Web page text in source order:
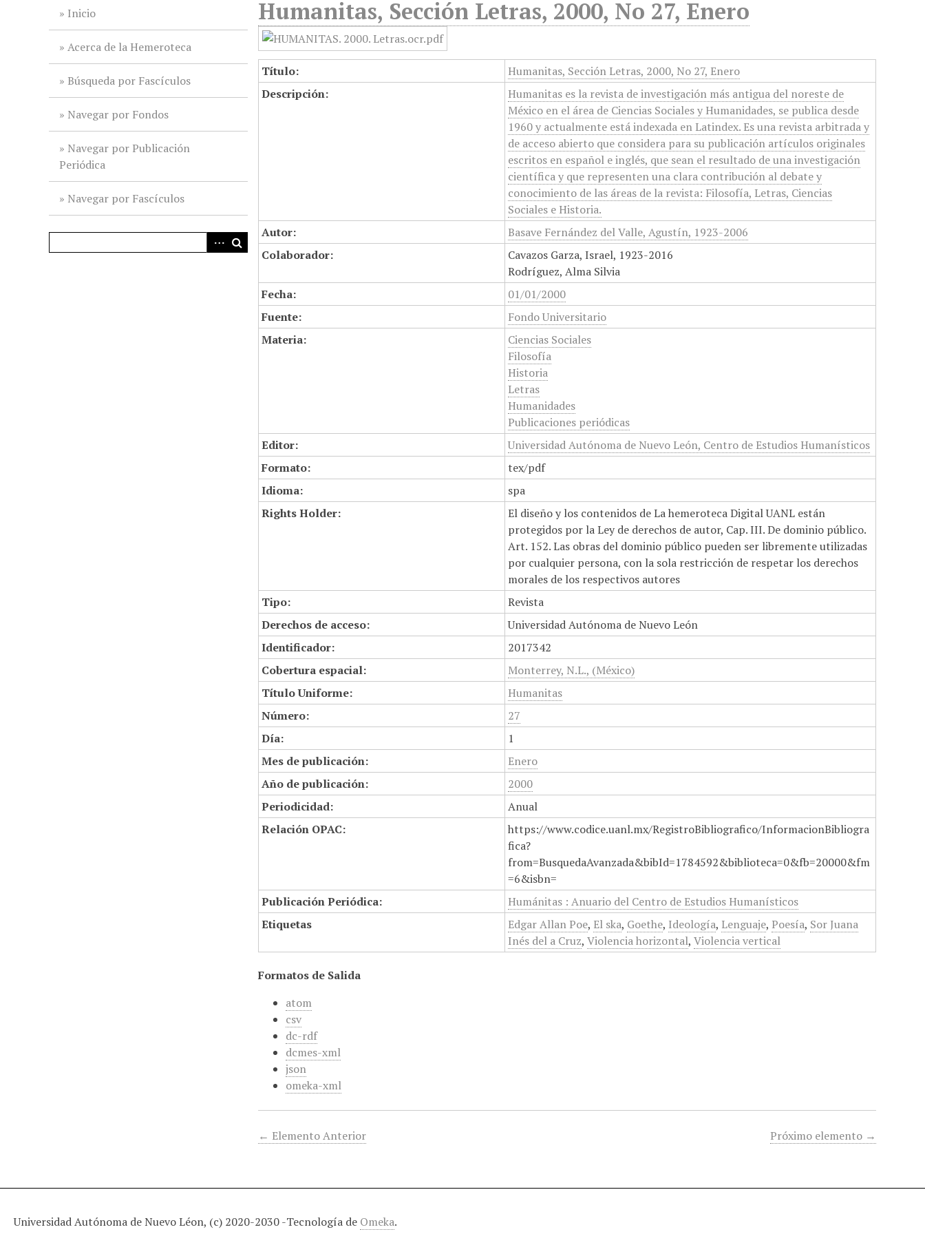
Inicio
Acerca de la Hemeroteca
Búsqueda por Fascículos
Navegar por Fondos
Navegar por Publicación
Periódica
Navegar por Fascículos
Humanitas, Sección Letras, 2000, No 27, Enero
Título:
Humanitas, Sección Letras, 2000, No 27, Enero
Descripción:
Humanitas es la revista de investigación más antigua del noreste de
México en el área de Ciencias Sociales y Humanidades, se publica desde
1960 y actualmente está indexada en Latindex. Es una revista arbitrada y
de acceso abierto que considera para su publicación artículos originales
escritos en español e inglés, que sean el resultado de una investigación
científica y que representen una clara contribución al debate y
conocimiento de las áreas de la revista: Filosofía, Letras, Ciencias
Sociales e Historia.
Autor:
Basave Fernández del Valle, Agustín, 1923-2006
Colaborador:
Cavazos Garza, Israel, 1923-2016
Rodríguez, Alma Silvia
Fecha:
01/01/2000
Fuente:
Fondo Universitario
Materia:
Ciencias Sociales
Filosofía
Historia
Letras
Humanidades
Publicaciones periódicas
Editor:
Universidad Autónoma de Nuevo León, Centro de Estudios Humanísticos
Formato:
tex/pdf
Idioma:
spa
Rights Holder:
El diseño y los contenidos de La hemeroteca Digital UANL están
protegidos por la Ley de derechos de autor, Cap. III. De dominio público.
Art. 152. Las obras del dominio público pueden ser libremente utilizadas
por cualquier persona, con la sola restricción de respetar los derechos
morales de los respectivos autores
Tipo:
Revista
Derechos de acceso:
Universidad Autónoma de Nuevo León
Identificador:
2017342
Cobertura espacial:
Monterrey, N.L., (México)
Título Uniforme:
Humanitas
Número:
27
Día:
1
Mes de publicación:
Enero
Año de publicación:
2000
Periodicidad:
Anual
Relación OPAC:
https://www.codice.uanl.mx/RegistroBibliografico/InformacionBibliogra
fica?
from=BusquedaAvanzada&bibId=1784592&biblioteca=0&fb=20000&fm
=6&isbn=
Publicación Periódica:
Humánitas : Anuario del Centro de Estudios Humanísticos
Etiquetas
Edgar Allan Poe, El ska, Goethe, Ideología, Lenguaje, Poesía, Sor Juana
Inés del a Cruz,Violencia horizontal,Violencia vertical
Formatos de Salida
atom
csv
dc-rdf
dcmes-xml
json
omeka-xml
← Elemento Anterior Próximo elemento →
Universidad Autónoma de Nuevo Léon, (c) 2020-2030 -Tecnología de Omeka.